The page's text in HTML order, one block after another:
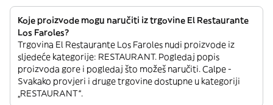
Koje proizvode mogu naručiti iz trgovine El Restaurante
Los Faroles?
Trgovina El Restaurante Los Faroles nudi proizvode iz
sljedeće kategorije: RESTAURANT. Pogledaj popis
proizvoda gore i pogledaj što možeš naručiti. Calpe -
Svakako provjeri i druge trgovine dostupne u kategoriji
„RESTAURANT“.